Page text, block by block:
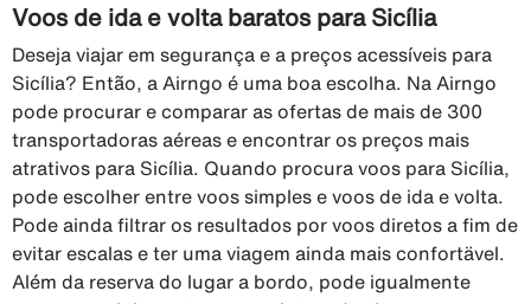
Voos de ida e volta baratos para Sicília
Deseja viajar em segurança e a preços acessíveis para
Sicília? Então, a Airngo é uma boa escolha. Na Airngo
pode procurar e comparar as ofertas de mais de 300
transportadoras aéreas e encontrar os preços mais
atrativos para Sicília. Quando procura voos para Sicília,
pode escolher entre voos simples e voos de ida e volta.
Pode ainda filtrar os resultados por voos diretos a fim de
evitar escalas e ter uma viagem ainda mais confortävel.
Além da reserva do lugar a bordo, pode igualmente